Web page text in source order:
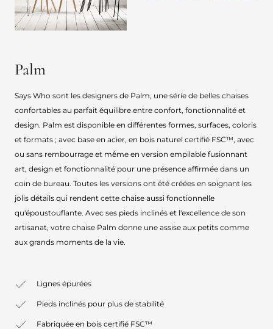
Palm
Says Who sont les designers de Palm, une série de belles chaises
confortables au parfait équilibre entre confort, fonctionnalité et
design. Palm est disponible en différentes formes, surfaces, coloris
et formats ; avec base en acier, en bois naturel certifié FSC™, avec
ou sans rembourrage et même en version empilable fusionnant
art, design et fonctionnalité pour une présence affirmée dans un
coin de bureau. Toutes les versions ont été créées en soignant les
jolis détails qui rendent cette chaise aussi fonctionnelle
qu'époustouflante. Avec ses pieds inclinés et l'excellence de son
artisanat, votre chaise Palm donne une assise aux petits comme
aux grands moments de la vie.
Lignes épurées
Pieds inclinés pour plus de stabilité
Fabriquée en bois certifié FSC™